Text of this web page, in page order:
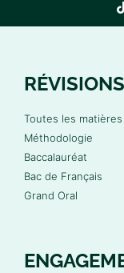
RÉVISIONS
Toutes les matières
Méthodologie
Baccalauréat
Bac de Français
Grand Oral